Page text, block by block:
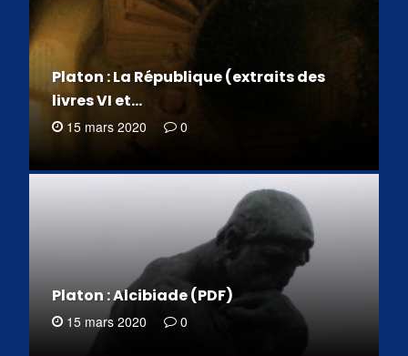
Platon : La République (extraits des
livres VI et…
15 mars 2020 0
Platon : Alcibiade (PDF)
15 mars 2020 0